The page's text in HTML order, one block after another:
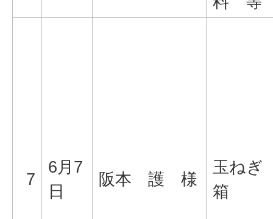
7
6月7
日
阪本 護 様
玉ね
箱